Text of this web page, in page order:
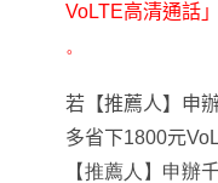
VoLTE高清通話
。
若【推薦人】申
多省下1800元
【推薦人】申辦